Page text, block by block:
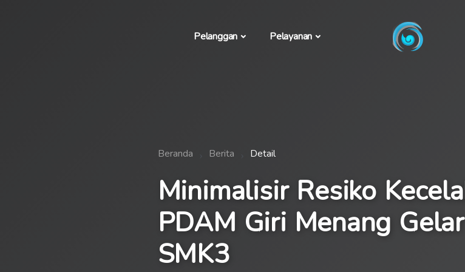
Pelanggan Pelayanan
Beranda Berita Detail
Minimalisir Resiko
PDAM Giri Menang
SMK3